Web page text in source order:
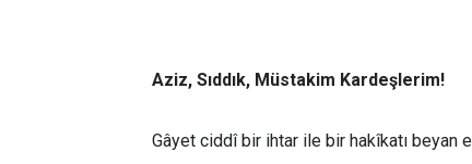
Aziz, Sıddık, Müstakim Kardeşlerim!
Gâyet ciddî bir ihtar ile bir hakîkatı beyan